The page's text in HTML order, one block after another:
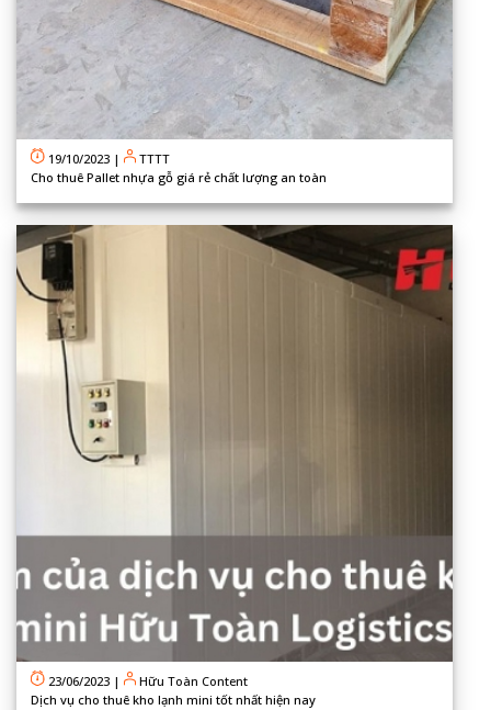
19/10/2023 |
TTTT
Cho thuê Pallet nhựa gỗ giá rẻ chất lượng an toàn
23/06/2023 |
Hữu Toàn Content
Dịch vụ cho thuê kho lạnh mini tốt nhất hiện nay